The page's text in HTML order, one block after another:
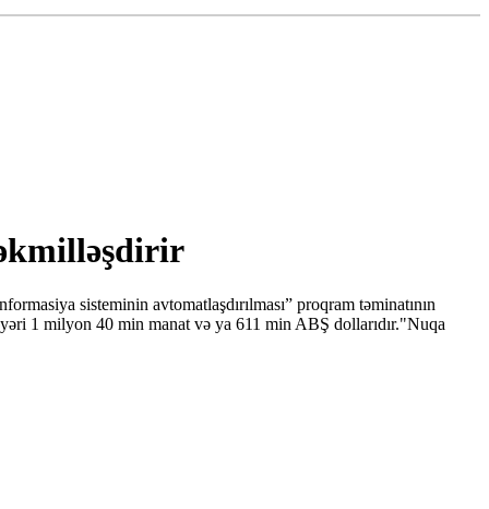
sisteminin avtomatlaşdırılması” proqram təminatının
1 milyon 40 min manat və ya 611 min ABŞ dollarıdır."Nuqa